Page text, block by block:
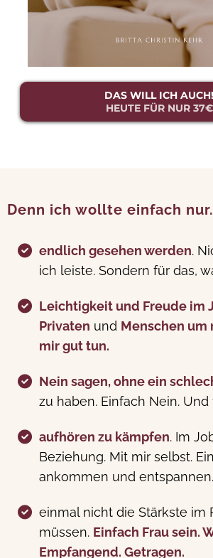
DAS WILL ICH AUCH!
HEUTE FÜR NUR 37€
Denn ich wollte einfach
endlich gesehen werden.
ich leiste. Sondern für das,
Leichtigkeit und Freude im
Privaten und Menschen um
mir gut tun.
Nein sagen, ohne ein
zu haben. Einfach Nein. Und
aufhören zu kämpfen. Im
Beziehung. Mit mir selbst.
ankommen und entspannen.
einmal nicht die Stärkste im
müssen. Einfach Frau sein.
Empfangend. Getragen.